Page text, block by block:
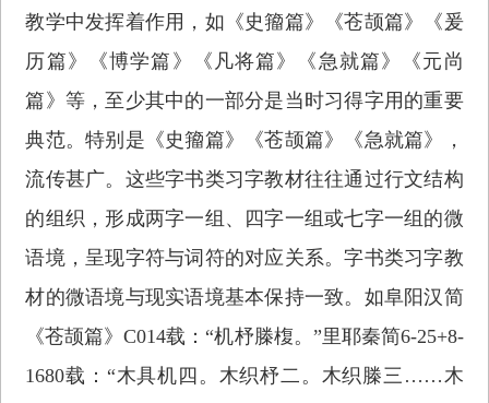
教学中发挥着作用，如《史籀篇》《苍颉篇》《爰
历篇》《博学篇》《凡将篇》《急就篇》《元尚
篇》等，至少其中的一部分是当时习得字用的重要
典范。特别是《史籀篇》《苍颉篇》《急就篇》，
流传甚广。这些字书类习字教材往往通过行文结构
的组织，形成两字一组、四字一组或七字一组的微
语境，呈现字符与词符的对应关系。字书类习字教
材的微语境与现实语境基本保持一致。如阜阳汉简
《苍颉篇》C014载：“机杼榺椱。”里耶秦简6-25+8-
1680载：“木具机四。木织杼二。木织榺三……木